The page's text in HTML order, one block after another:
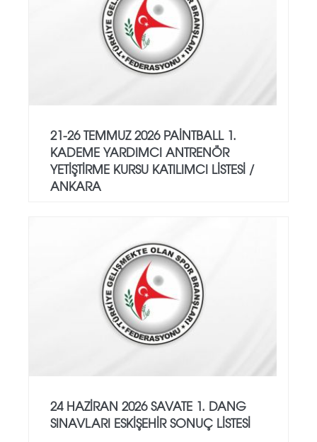
21-26 TEMMUZ 2026 PAİNTBALL 1.
KADEME YARDIMCI ANTRENÖR
YETİŞTİRME KURSU KATILIMCI LİSTESİ /
ANKARA
24 HAZİRAN 2026 SAVATE 1. DANG
SINAVLARI ESKİŞEHİR SONUÇ LİSTESİ